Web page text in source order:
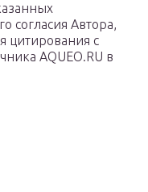
согласия Автора,
цитирования с
AQUEO.RU в